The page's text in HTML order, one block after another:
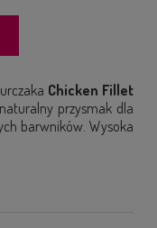
Chicken Fillet
przysmak dla
barwników. Wysoka